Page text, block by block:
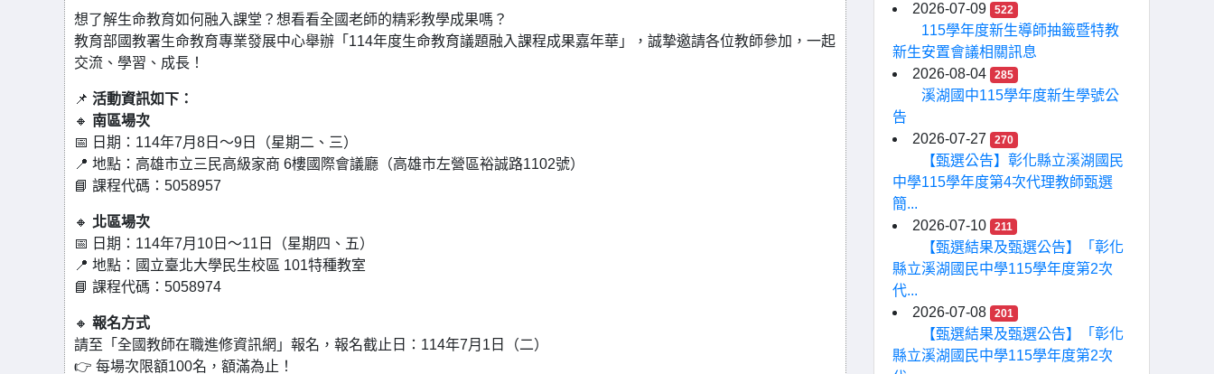
想了解生命教育如何融入課堂？想看看全國老師的精彩教學成果嗎？
教育部國教署生命教育專業發展中心舉辦「114年度生命教育議題融入課程成果嘉年華」，誠摯邀請各位教師參加，一起
交流、學習、成長！
📌 活動資訊如下：
🔸 南區場次
📅 日期：114年7月8日～9日（星期二、三）
📍 地點：高雄市立三民高級家商 6樓國際會議廳（高雄市左營區裕誠路1102號）
📘 課程代碼：5058957
🔸 北區場次
📅 日期：114年7月10日～11日（星期四、五）
📍 地點：國立臺北大學民生校區 101特種教室
📘 課程代碼：5058974
🔸 報名方式
請至「全國教師在職進修資訊網」報名，報名截止日：114年7月1日（二）
👉 每場次限額100名，額滿為止！
2026-07-09
522
115學年度新生導師抽籤暨特教
新生安置會議相關訊息
2026-08-04
285
溪湖國中115學年度新生學號公
告
2026-07-27
270
【甄選公告】彰化縣立溪湖國民
中學115學年度第4次代理教師甄選
簡...
2026-07-10
211
【甄選結果及甄選公告】「彰化
縣立溪湖國民中學115學年度第2次
代...
2026-07-08
201
【甄選結果及甄選公告】「彰化
縣立溪湖國民中學115學年度第2次